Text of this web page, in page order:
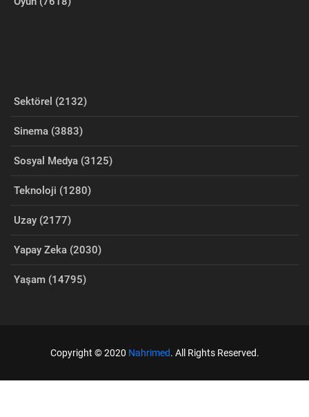
Sektörel (2132)
Sinema (3883)
Sosyal Medya (3125)
Teknoloji (1280)
Uzay (2177)
Yapay Zeka (2030)
Yaşam (14795)
Copyright © 2020 Nahrimed. All Rights Reserved.